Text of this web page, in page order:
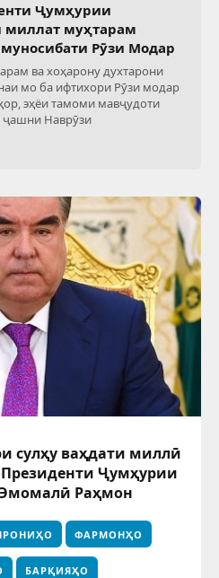
Ҷумҳурии
миллат муҳтарам
Рӯзи Модар
ва хоҳарону духтарони
мо ба ифтихори Рӯзи модар
эҳёи тамоми мавҷудоти
ҷашни Наврӯзи
сулҳу ваҳдати миллӣ
Ҷумҳурии
Раҳмон
ФАРМОНҲО
БАРҚИЯҲО